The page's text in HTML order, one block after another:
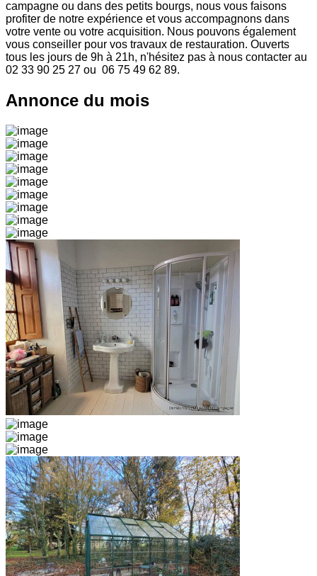
campagne ou dans des petits bourgs, nous vous faisons
profiter de notre expérience et vous accompagnons dans
votre vente ou votre acquisition. Nous pouvons également
vous conseiller pour vos travaux de restauration. Ouverts
tous les jours de 9h à 21h, n'hésitez pas à nous contacter au
02 33 90 25 27 ou 06 75 49 62 89.
Annonce du mois